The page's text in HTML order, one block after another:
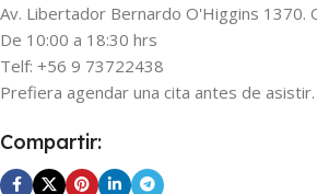
12 Pines,24 Pines,36 Pines,
42 Pines, NANO
42
Av. Libertador Bernardo O'Higgins 1370.
De 10:00 a 18:30 hrs
Telf: +56 9 73722438
Prefiera agendar una cita antes de asistir.
Compartir: